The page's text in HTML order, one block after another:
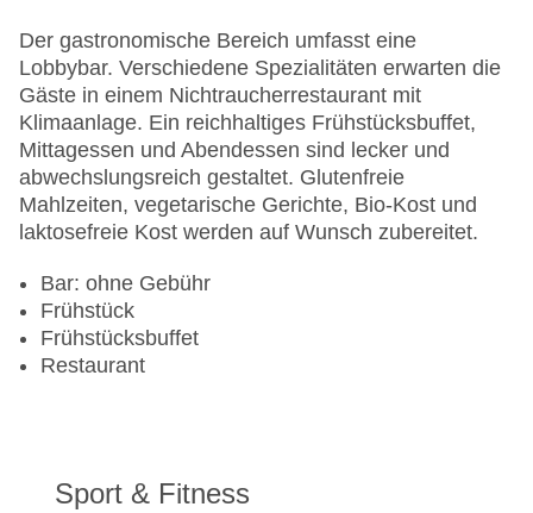
Der gastronomische Bereich umfasst eine
Lobbybar. Verschiedene Spezialitäten erwarten die
Gäste in einem Nichtraucherrestaurant mit
Klimaanlage. Ein reichhaltiges Frühstücksbuffet,
Mittagessen und Abendessen sind lecker und
abwechslungsreich gestaltet. Glutenfreie
Mahlzeiten, vegetarische Gerichte, Bio-Kost und
laktosefreie Kost werden auf Wunsch zubereitet.
Bar: ohne Gebühr
Frühstück
Frühstücksbuffet
Restaurant
Sport & Fitness